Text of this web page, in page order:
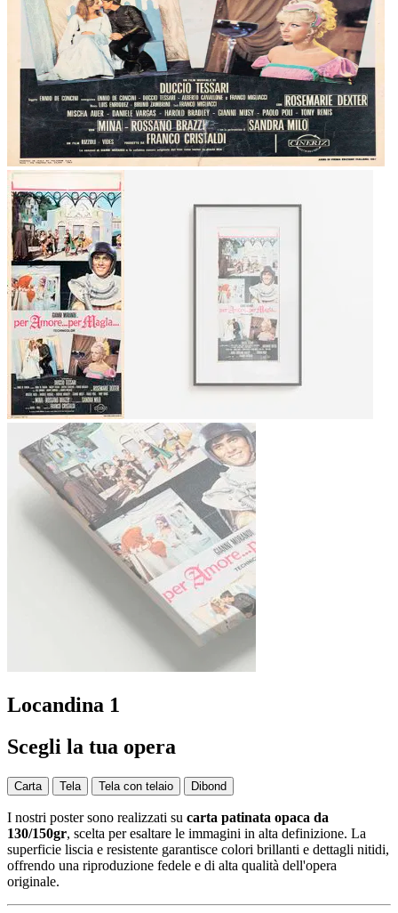
Locandina 1
Scegli la tua opera
Carta Tela Tela con telaio Dibond
I nostri poster sono realizzati su carta patinata opaca da
130/150gr, scelta per esaltare le immagini in alta definizione. La
superficie liscia e resistente garantisce colori brillanti e dettagli nitidi,
offrendo una riproduzione fedele e di alta qualità dell'opera
originale.